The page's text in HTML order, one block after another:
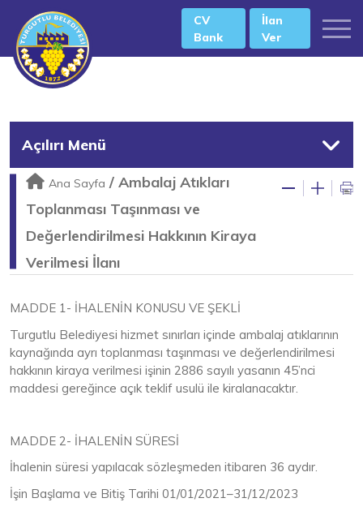
CV
Bank
İlan
Ver
Açılırı Menü
Ana Sayfa / Ambalaj Atıkları
Toplanması Taşınması ve
Değerlendirilmesi Hakkının Kiraya
Verilmesi İlanı
MADDE 1- İHALENİN KONUSU VE ŞEKLİ
Turgutlu Belediyesi hizmet sınırları içinde ambalaj atıklarının
kaynağında ayrı toplanması taşınması ve değerlendirilmesi
hakkının kiraya verilmesi işinin 2886 sayılı yasanın 45’nci
maddesi gereğince açık teklif usulü ile kiralanacaktır.
MADDE 2- İHALENİN SÜRESİ
İhalenin süresi yapılacak sözleşmeden itibaren 36 aydır.
İşin Başlama ve Bitiş Tarihi 01/01/2021–31/12/2023